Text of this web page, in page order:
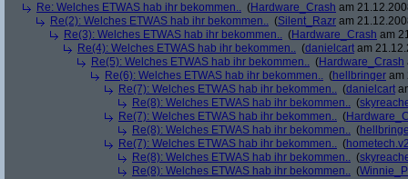
Re: Welches ETWAS hab ihr bekommen.. (Hardware_Crash am
Re(2): Welches ETWAS hab ihr bekommen.. (Silent_Razr am
Re(3): Welches ETWAS hab ihr bekommen.. (Hardware_Crash am
Re(4): Welches ETWAS hab ihr bekommen.. (danielcart am
Re(5): Welches ETWAS hab ihr bekommen.. (Hardware_Crash
Re(6): Welches ETWAS hab ihr bekommen.. (hellbringer am
Re(7): Welches ETWAS hab ihr bekommen.. (danielcart
Re(8): Welches ETWAS hab ihr bekommen.. (
Re(7): Welches ETWAS hab ihr bekommen.. (
Re(8): Welches ETWAS hab ihr bekommen.. (
Re(7): Welches ETWAS hab ihr bekommen.. (
Re(8): Welches ETWAS hab ihr bekommen.. (
Re(8): Welches ETWAS hab ihr bekommen.. (